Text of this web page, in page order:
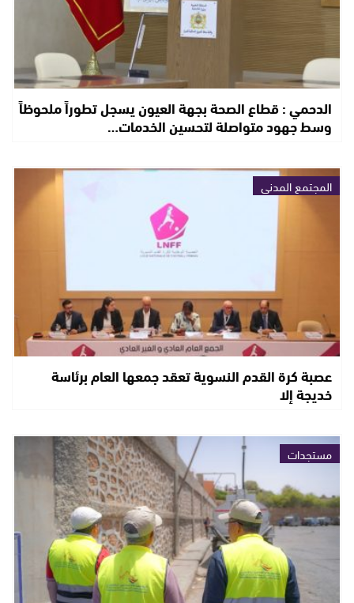
الدحمي : قطاع الصحة بجهة العيون يسجل تطوراً ملحوظاً
وسط جهود متواصلة لتحسين الخدمات…
المجتمع المدني
عصبة كرة القدم النسوية تعقد جمعها العام برئاسة
خديجة إلا
مستجدات